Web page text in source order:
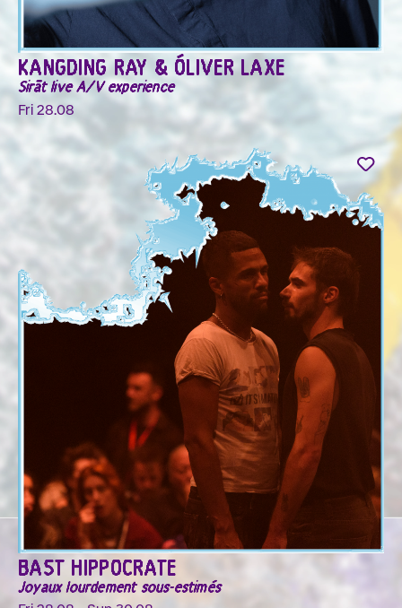
KANGDING RAY & ÓLIVER LAXE
Sirāt live A/V experience
Fri 28.08
BAST HIPPOCRATE
Joyaux lourdement sous-estimés